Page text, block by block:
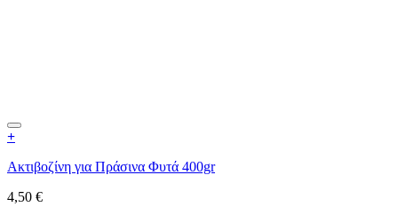
+
Ακτιβοζίνη για Πράσινα Φυτά 400gr
4,50 €